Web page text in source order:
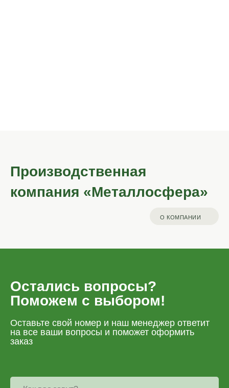
Производственная
компания «Металлосфера»
О КОМПАНИИ
Остались вопросы?
Поможем с выбором!
Оставьте свой номер и наш менеджер ответит
на все ваши вопросы и поможет оформить
заказ